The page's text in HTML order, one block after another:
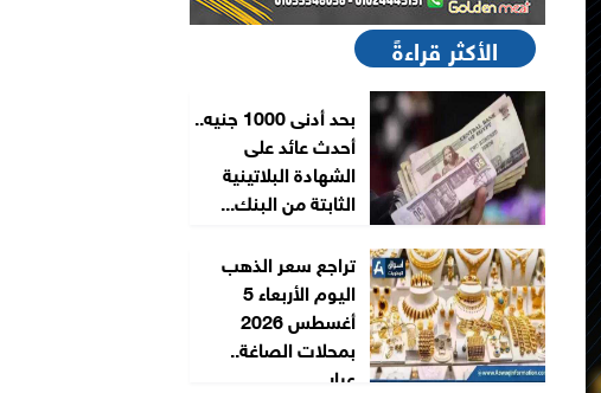
الأكثر قراءةً
بحد أدنى 1000 جنيه..
أحدث عائد على
الشهادة البلاتينية
الثابتة من البنك...
تراجع سعر الذهب
اليوم الأربعاء 5
أغسطس 2026
بمحلات الصاغة..
عيار...